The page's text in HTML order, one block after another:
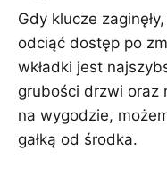
Gdy klucze
odciąć dostęp po
wkładki jest
grubości drzwi oraz
na wygodzie,
gałką od środka.